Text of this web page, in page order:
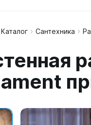
Каталог Сантехника